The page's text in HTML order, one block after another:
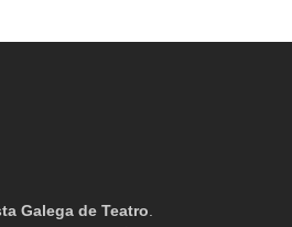
Galega de Teatro